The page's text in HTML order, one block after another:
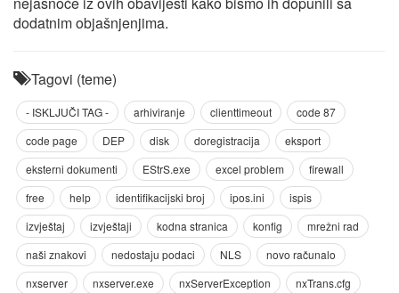
dodatnim objašnjenjima.
Tagovi (teme)